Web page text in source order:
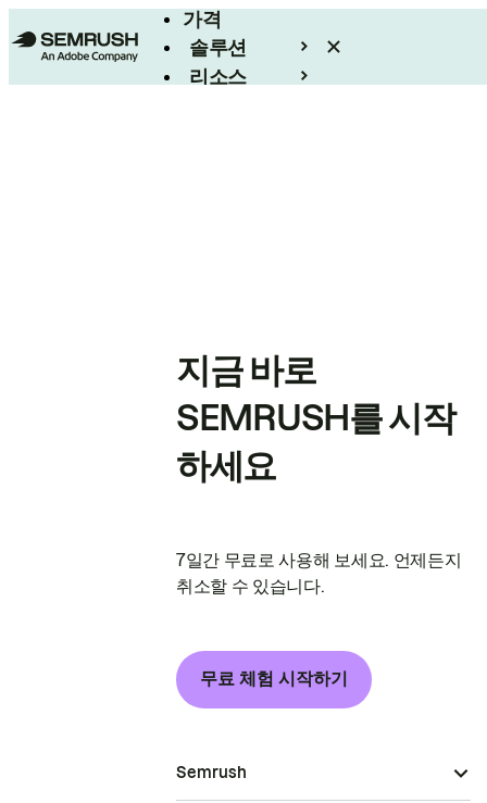
가격
솔루션
리소스
지금 바로
SEMRUSH를 시작
하세요
7일간 무료로 사용해 보세요. 언제든지
취소할 수 있습니다.
무료 체험 시작하기
Semrush